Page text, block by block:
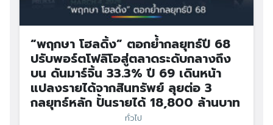
“พฤกษา โฮลดิ้ง” ตอกย้ำกลยุทธ์ปี 68
ปรับพอร์ตโฟลิโอสู่ตลาดระดับกลางถึง
บน ดันมาร์จิ้น 33.3% ปี 69 เดินหน้า
แปลงรายได้จากสินทรัพย์ ลุยต่อ 3
กลยุทธ์หลัก ปั้นรายได้ 18,800 ล้านบาท
ทั่วไป